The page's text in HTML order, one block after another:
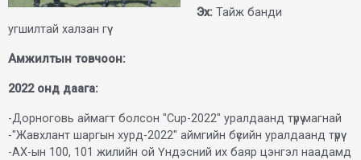
Эх: Тайж банди
угшилтай халзан гүү
Амжилтын товчоон:
2022 онд даага:
-Дорноговь аймагт болсон "Сup-2022" уралдаанд түрүү магнай
-"Жавхлант шаргын хурд-2022" аймгийн бүсийн уралдаанд түрүү
-АХ-ын 100, 101 жилийн ой Үндэсний их баяр цэнгэл наадамд